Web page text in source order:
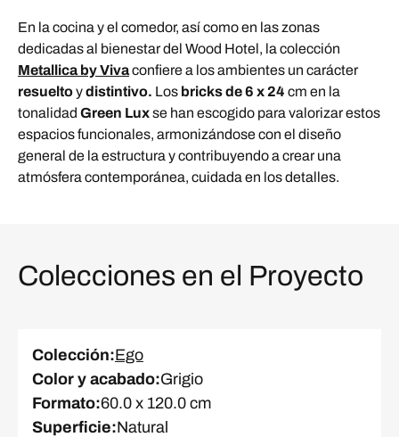
En la cocina y el comedor, así como en las zonas
dedicadas al bienestar del Wood Hotel, la colección
Metallica by Vivaconfiere a los ambientes un carácter
resueltoydistintivo. Los bricks de 6 x 24 cm en la
tonalidad Green Luxse han escogido para valorizar estos
espacios funcionales, armonizándose con el diseño
general de la estructura y contribuyendo a crear una
atmósfera contemporánea, cuidada en los detalles.
Colecciones en el Proyecto
Colección:Ego
Color y acabado:Grigio
Formato:60.0 x 120.0 cm
Superficie:Natural